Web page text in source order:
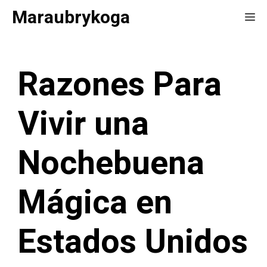
SaltarMaraubrykoga
Razones Para
Vivir una
Nochebuena
Mágica en
Estados Unidos